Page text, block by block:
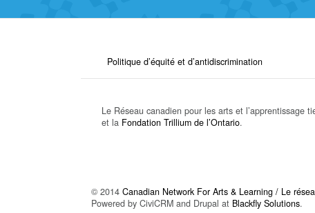
Politique d’équité et d’antidiscrimination
Le Réseau canadien pour les arts et l’apprentissage
et la Fondation Trillium de l’Ontario.
© 2014 Canadian Network For Arts & Learning / Le
Powered by CiviCRM and Drupal at Blackfly Solutions.